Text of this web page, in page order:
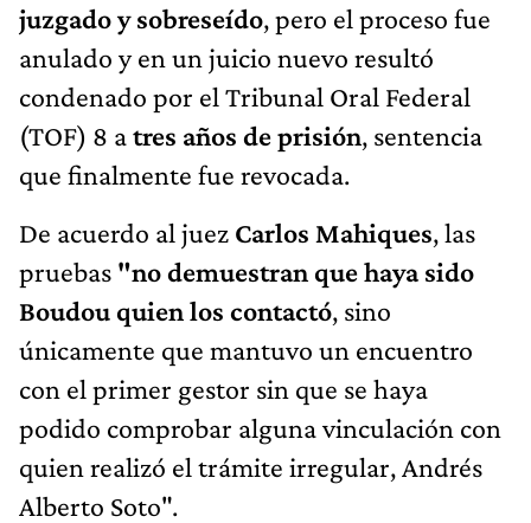
juzgado y sobreseído, pero el proceso fue
anulado y en un juicio nuevo resultó
condenado por el Tribunal Oral Federal
(TOF) 8 atres años de prisión, sentencia
que finalmente fue revocada.
De acuerdo al juez Carlos Mahiques, las
pruebas "no demuestran que haya sido
Boudou quien los contactó, sino
únicamente que mantuvo un encuentro
con el primer gestor sin que se haya
podido comprobar alguna vinculación con
quien realizó el trámite irregular, Andrés
Alberto Soto".